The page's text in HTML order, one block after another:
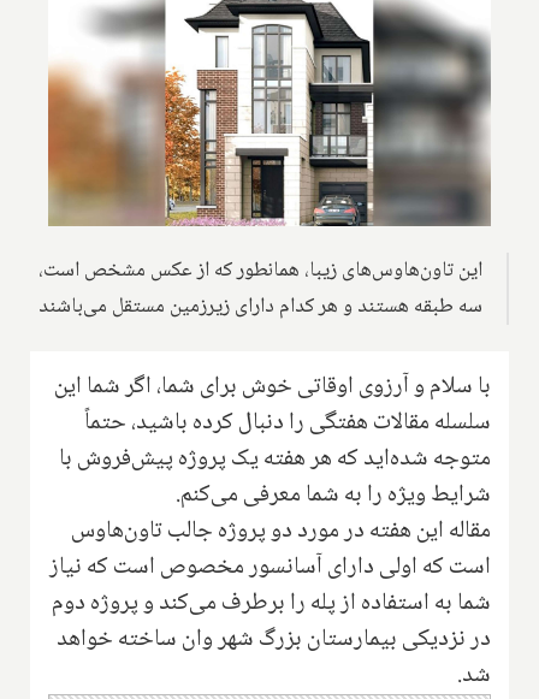
این تاون‌هاوس‌های زیبا، همانطور که از عکس‌ مشخص است،
سه طبقه هستند و هر کدام دارای زیرزمین مستقل می‌باشند
با سلام و آرزوی اوقاتی خوش برای شما، اگر شما این
سلسله مقالات هفتگی را دنبال کرده باشید، حتماً
متوجه شده‌اید که هر هفته یک پروژه پیش‌فروش با
شرایط ویژه را به شما معرفی می‌کنم.
مقاله این هفته در مورد دو پروژه جالب تاون‌هاوس
است که اولی دارای آسانسور مخصوص است که نیاز
شما به استفاده از پله را برطرف می‌کند و پروژه دوم
در نزدیکی بیمارستان بزرگ شهر وان ساخته خواهد
شد.